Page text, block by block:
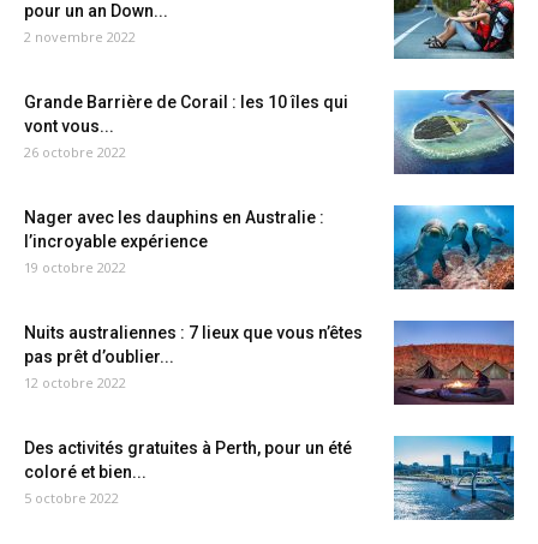
pour un an Down...
2 novembre 2022
Grande Barrière de Corail : les 10 îles qui
vont vous...
26 octobre 2022
Nager avec les dauphins en Australie :
l’incroyable expérience
19 octobre 2022
Nuits australiennes : 7 lieux que vous n’êtes
pas prêt d’oublier...
12 octobre 2022
Des activités gratuites à Perth, pour un été
coloré et bien...
5 octobre 2022